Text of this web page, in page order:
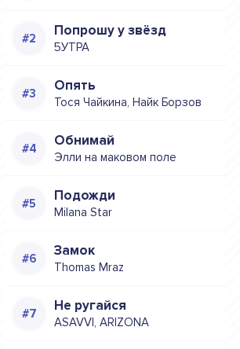
Попрошу у звёзд
5УТРА
Опять
Тося Чайкина, Найк Борзов
Обнимай
Элли на маковом поле
Подожди
Milana Star
Замок
Thomas Mraz
Не ругайся
ASAVVI, ARIZONA